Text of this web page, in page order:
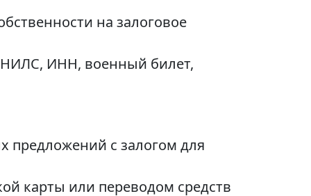
на залоговое
ИНН, военный билет,
предложений с залогом для
карты или переводом средств